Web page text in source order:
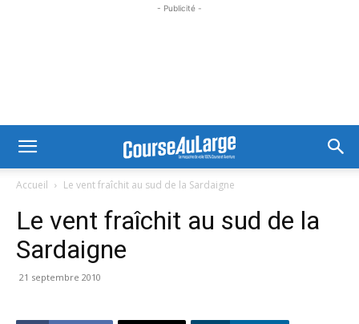
- Publicité -
Accueil Le vent fraîchit au sud de la Sardaigne
Le vent fraîchit au sud de la
Sardaigne
21 septembre 2010